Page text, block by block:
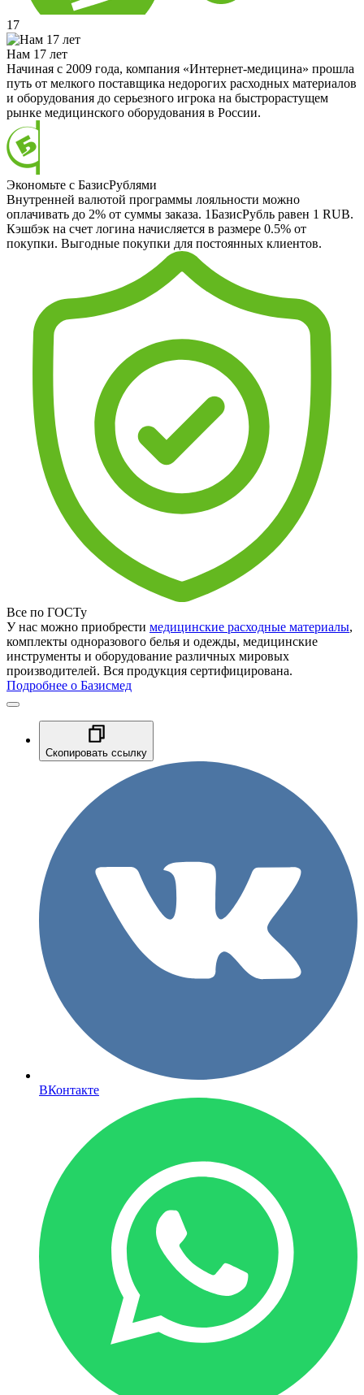
17
Нам 17 лет
Начиная с 2009 года, компания «Интернет-медицина» прошла
путь от мелкого поставщика недорогих расходных материалов
и оборудования до серьезного игрока на быстрорастущем
рынке медицинского оборудования в России.
Экономьте с БазисРублями
Внутренней валютой программы лояльности можно
оплачивать до 2% от суммы заказа. 1БазисРубль равен 1 RUB.
Кэшбэк на счет логина начисляется в размере 0.5% от
покупки. Выгодные покупки для постоянных клиентов.
Все по ГОСТу
У нас можно приобрести медицинские расходные материалы,
комплекты одноразового белья и одежды, медицинские
инструменты и оборудование различных мировых
производителей. Вся продукция сертифицирована.
Подробнее о Базисмед
Скопировать ссылку
ВКонтакте